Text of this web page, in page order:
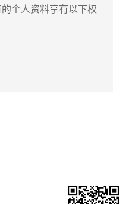
个人资料享有以下权